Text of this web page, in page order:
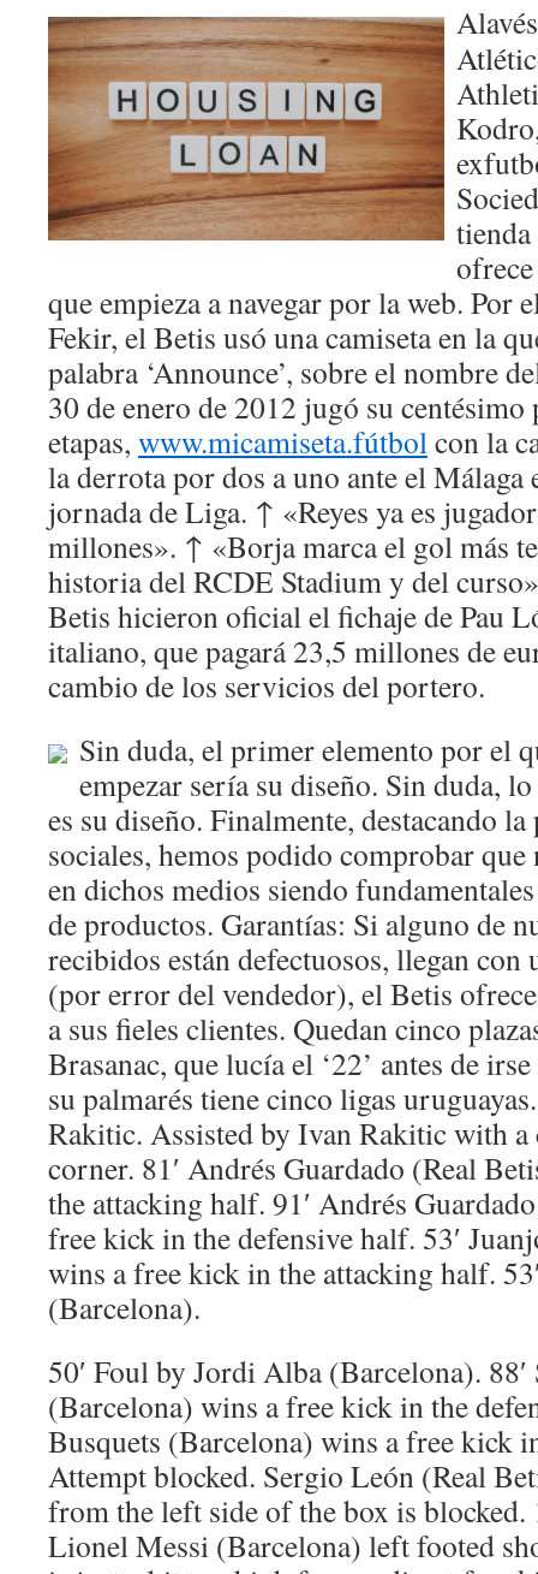
que empieza a navegar por la web. Por
Fekir, el Betis usó una camiseta en la
palabra ‘Announce’, sobre el nombre
30 de enero de 2012 jugó su
etapas, www.micamiseta.fútbolcon la
la derrota por dos a uno ante el
jornada de Liga. ↑ «Reyes ya es
millones». ↑ «Borja marca el gol más
historia del RCDE Stadium y del
Betis hicieron oficial el fichaje de Pau
italiano, que pagará 23,5 millones de
cambio de los servicios del portero.
Sin duda, el primer elemento por el
empezar sería su diseño. Sin duda,
es su diseño. Finalmente, destacando la
sociales, hemos podido comprobar
en dichos medios siendo
de productos. Garantías: Si alguno de
recibidos están defectuosos, llegan con
(por error del vendedor), el Betis
a sus fieles clientes. Quedan cinco
Brasanac, que lucía el ‘22’ antes de
su palmarés tiene cinco ligas
Rakitic. Assisted by Ivan Rakitic with
corner. 81′ Andrés Guardado (Real
the attacking half. 91′ Andrés
free kick in the defensive half. 53′
wins a free kick in the attacking half.
(Barcelona).
50′ Foul by Jordi Alba (Barcelona).
(Barcelona) wins a free kick in the
Busquets (Barcelona) wins a free kick
Attempt blocked. Sergio León (Real
from the left side of the box is blocked.
Lionel Messi (Barcelona) left footed